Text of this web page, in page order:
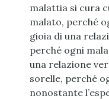
malattia si cura
malato, perché
gioia di una
perché ogni
una relazione
sorelle, perché
nonostante